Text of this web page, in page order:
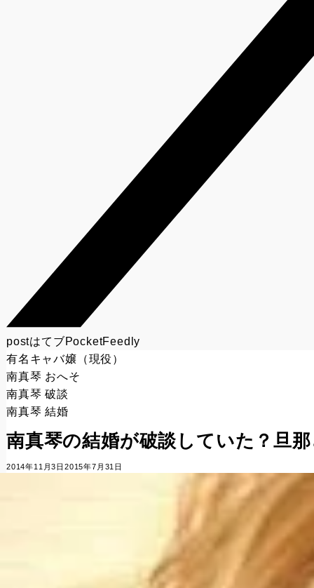
postはてブPocketFeedly
有名キャバ嬢（現役）
南真琴 おへそ
南真琴 破談
南真琴 結婚
南真琴の結婚が破談していた？旦
2014年11月3日 2015年7月31日